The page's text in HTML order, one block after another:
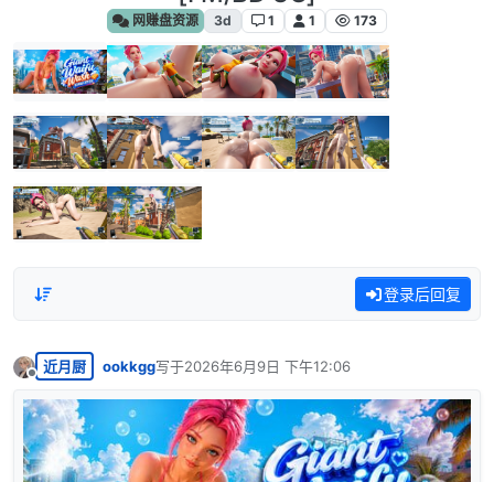
网赚盘资源 3d 1 1 173
登录后回复
离线
近月厨 ookkgg写于2026年6月9日 下午12:06
最后由 编辑